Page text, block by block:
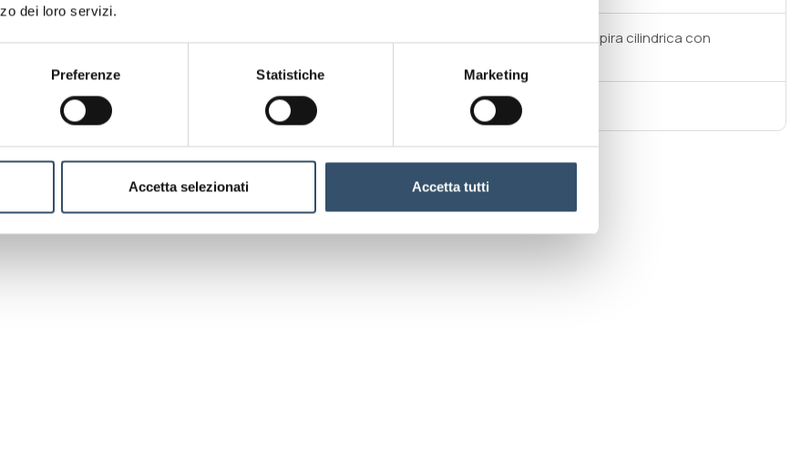
dei loro servizi.
Preferenze Statistiche Marketing
Accetta selezionati Accetta tutti
Compatibilità di giunzione con tubi
Tubi in PP – PE corrugato sezionabile (spira cilindrica con
Materiali
Coppie di serraggio
Esploso